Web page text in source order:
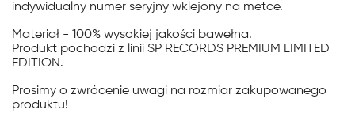
indywidualny numer seryjny wklejony na metce.
Materiał - 100% wysokiej jakości bawełna.
Produkt pochodzi z linii SP RECORDS PREMIUM LIMITED
EDITION.
Prosimy o zwrócenie uwagi na rozmiar zakupowanego
produktu!